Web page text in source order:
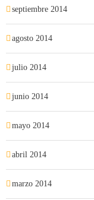
septiembre 2014
agosto 2014
julio 2014
junio 2014
mayo 2014
abril 2014
marzo 2014